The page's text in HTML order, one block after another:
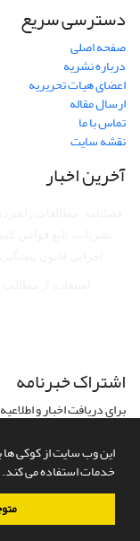
این وب سایت از کوکی ها
خدمات استفاده می کند.
دسترسی سریع
صفحه اصلی
درباره نشریه
اعضای هیات تحریریه
ارسال مقاله
تماس با ما
نقشه سایت
آخرین اخبار
اشتراک خبرنامه
برای دریافت اخبار و
سامانه مدیریت نشریات